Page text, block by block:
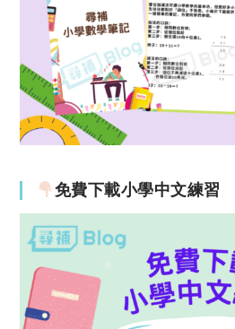
免費下載小學中文練習